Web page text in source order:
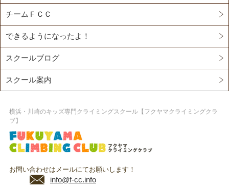
チームＦＣＣ
できるようになったよ！
スクールブログ
スクール案内
横浜・川崎のキッズ専門クライミングスクール【フクヤマクライミングクラ
ブ】
お問い合わせはメールにてお願いします！
info@f-cc.info